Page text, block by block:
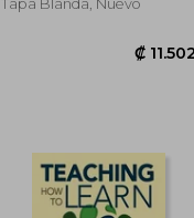
Tapa Blanda, Nuevo